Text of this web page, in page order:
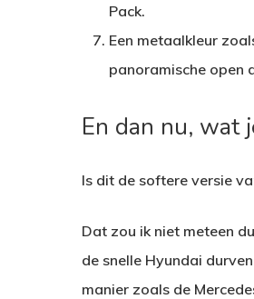
Pack.
Een metaalkleur
panoramische open
En dan nu, wat
Is dit de softere versie
Dat zou ik niet meteen
de snelle Hyundai
manier zoals de